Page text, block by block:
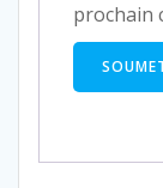
prochain